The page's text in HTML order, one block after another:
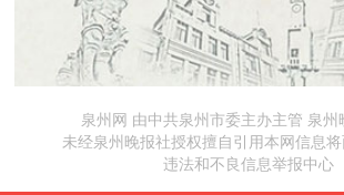
泉州网 由中共泉州市委主办主管 泉州
未经泉州晚报社授权擅自引用本网信息
违法和不良信息举报中心